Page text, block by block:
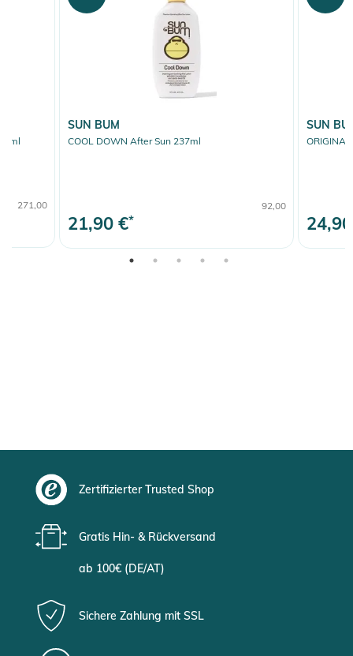
271,00
SUN BUM
COOL DOWN After Sun 237ml
92,00
21,90 €*
SUN
Zertifizierter Trusted Shop
Gratis Hin- & Rückversand
ab 100€ (DE/AT)
Sichere Zahlung mit SSL